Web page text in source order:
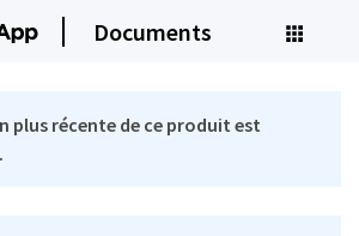
Documents
plus récente de ce produit est